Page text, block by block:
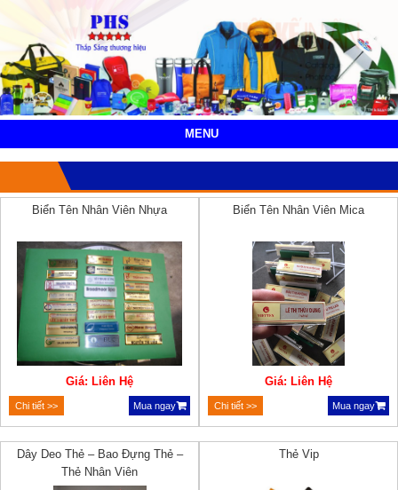
MENU
Biển Tên Nhân Viên Nhựa
Giá: Liên Hệ
Chi tiết >> Mua ngay
Biển Tên Nhân Viên Mica
Giá: Liên Hệ
Chi tiết >> Mua ngay
Dây Deo Thẻ – Bao Đựng Thẻ –
Thẻ Nhân Viên
Thẻ Vip